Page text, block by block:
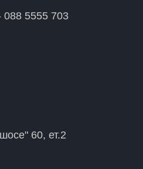
5555 703
60, ет.2